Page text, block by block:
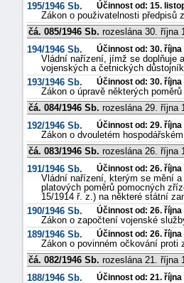
195/1946 Sb.
Účinnost od: 15.
Zákon o použivatelnosti předpisů
čá. 085/1946 Sb. rozeslána 30. října
194/1946 Sb.
Účinnost od: 30.
Vládní nařízení, jímž se doplňuje
vojenských a četnických
193/1946 Sb.
Účinnost od: 30. října
Zákon o úpravě některých
čá. 084/1946 Sb. rozeslána 29. října
192/1946 Sb.
Účinnost od: 29. října
Zákon o dvouletém
čá. 083/1946 Sb. rozeslána 26. října
191/1946 Sb.
Účinnost od: 26.
Vládní nařízení, kterým se mění
platových poměrů pomocných
15/1914 ř. z.) na některé státní
190/1946 Sb.
Účinnost od: 26. října
Zákon o započtení vojenské
189/1946 Sb.
Účinnost od: 26.
Zákon o povinném očkování proti
čá. 082/1946 Sb. rozeslána 21. října
188/1946 Sb.
Účinnost od: 21. října